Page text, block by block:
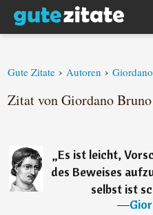
Gute Zitate › Autoren ›
Zitat von Giordano Bruno
„Es ist leicht,
des Beweises
selbst ist
―